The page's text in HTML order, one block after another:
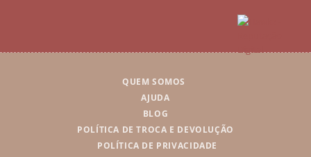
QUEM SOMOS
AJUDA
BLOG
POLÍTICA DE TROCA E DEVOLUÇÃO
POLÍTICA DE PRIVACIDADE